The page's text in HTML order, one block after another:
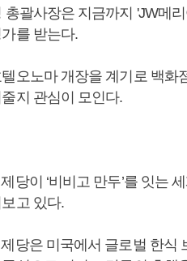
총괄사장은 지금까지 'JW메
를 받는다.
오노마 개장을 계기로 백화
지 관심이 모인다.
당이 ‘비비고 만두’를 잇는
고 있다.
당은 미국에서 글로벌 한식